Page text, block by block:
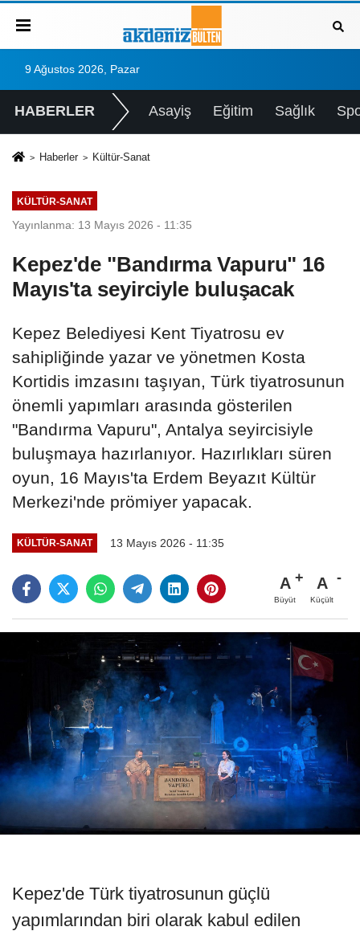
9 Ağustos 2026, Pazar
HABERLER Asayiş Eğitim Sağlık
Haberler Kültür-Sanat
KÜLTÜR-SANAT
Yayınlanma: 13 Mayıs 2026 - 11:35
Kepez'de "Bandırma Vapuru" 16
Mayıs'ta seyirciyle buluşacak
Kepez Belediyesi Kent Tiyatrosu ev
sahipliğinde yazar ve yönetmen Kosta
Kortidis imzasını taşıyan, Türk tiyatrosunun
önemli yapımları arasında gösterilen
"Bandırma Vapuru", Antalya seyircisiyle
buluşmaya hazırlanıyor. Hazırlıkları süren
oyun, 16 Mayıs'ta Erdem Beyazıt Kültür
Merkezi'nde prömiyer yapacak.
KÜLTÜR-SANAT 13 Mayıs 2026 - 11:35
A
Büyüt
A
Küçült
Kepez'de Türk tiyatrosunun güçlü
yapımlarından biri olarak kabul edilen